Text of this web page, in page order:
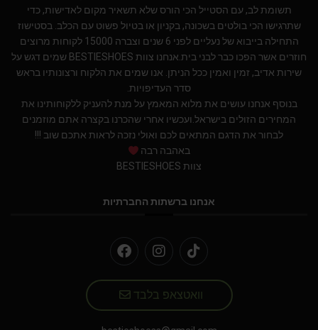
תשומת לב, עם הסטייל הכי הורס שלא תשאיר מקום לאדישות, כדי
שתרגישו הכי בולטים בשכונה, בקניון או בטיול פשוט עם הכלב. בסטישוז
התחילה בייבוא של נעליים לפני 6 שנים וצברה 15000 לקוחות מרוצים
חוזרים אשר הפכו כבר לבני בית.אנחנו צוות BESTIESHOES שמים דגש על
שירות אדיב, זמין ואמין ככל הניתן. אנו שמים את הלקוח ורצונותיו בראש
סדר העדיפויות.
בנוסף אנחנו עושים את מלוא המאמץ על מנת להעניק ללקוחותינו את
המחירים הזולים בישראל.ועכשיו אחרי שהכרנו בקצרה אתם מוזמנים
לבחור את הדגם המתאים לכם ואולי נזכה לראות אתכם שוב !!!
באהבה רבה
צוות BESTIESHOES
אנחנו ברשתות החברתיות
וואטצאפ בלבד